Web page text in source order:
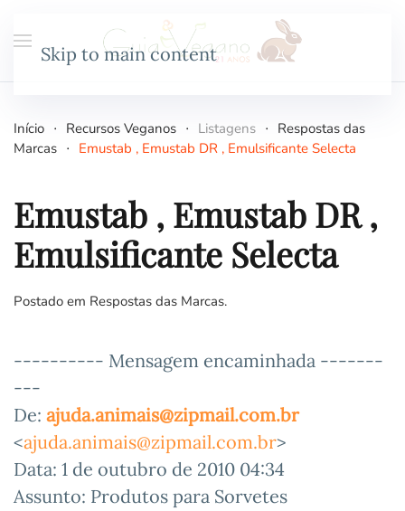
Skip to main content
Início Recursos Veganos Listagens
Respostas das
Marcas
Emustab , Emustab DR , Emulsificante Selecta
Emustab , Emustab DR ,
Emulsificante Selecta
Postado em Respostas das Marcas.
---------- Mensagem encaminhada -------
---
De: ajuda.animais@zipmail.com.br
<ajuda.animais@zipmail.com.br>
Data: 1 de outubro de 2010 04:34
Assunto: Produtos para Sorvetes